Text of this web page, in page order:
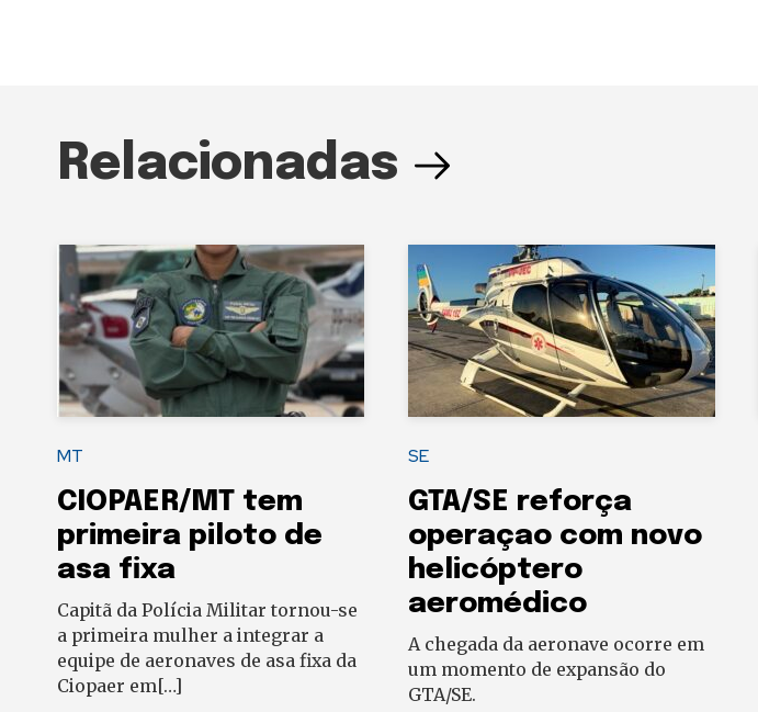
Relacionadas
MT
CIOPAER/MT tem
primeira piloto de
asa fixa
Capitã da Polícia Militar tornou-se
a primeira mulher a integrar a
equipe de aeronaves de asa fixa da
Ciopaer em[…]
SE
GTA/SE reforça
operaçao com novo
helicóptero
aeromédico
A chegada da aeronave ocorre em
um momento de expansão do
GTA/SE.